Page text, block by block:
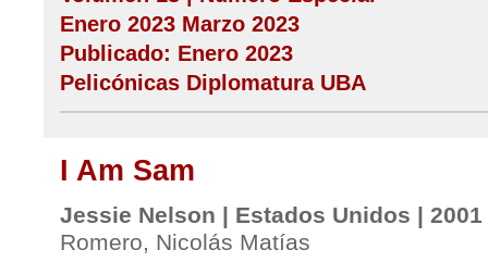
Enero 2023 Marzo 2023
Publicado: Enero 2023
Pelicónicas Diplomatura UBA
I Am Sam
Jessie Nelson | Estados Unidos | 2001
Romero, Nicolás Matías